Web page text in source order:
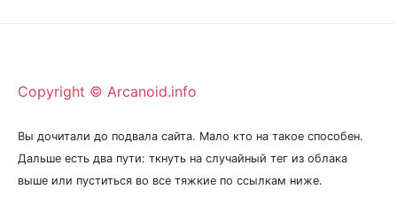
Copyright © Arcanoid.info
Вы дочитали до подвала сайта. Мало кто на такое способен.
Дальше есть два пути: ткнуть на случайный тег из облака
выше или пуститься во все тяжкие по ссылкам ниже.